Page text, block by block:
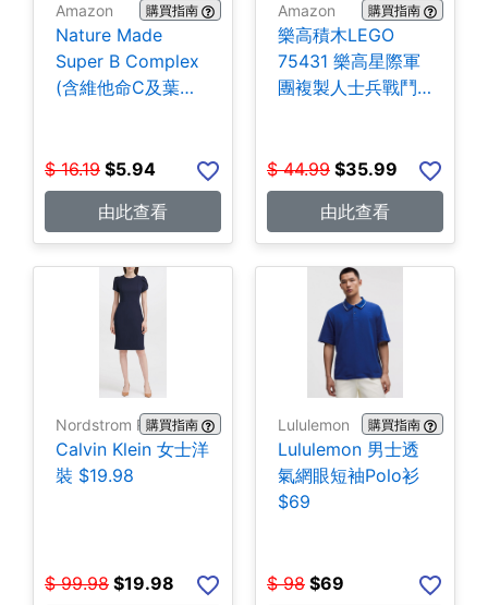
Amazon 購買指南
Nature Made
Super B Complex
(含維他命C及葉酸)
$ 16.19 $5.94
由此查看
Amazon 購買指南
樂高積木LEGO
75431 樂高星際軍
團複製人士兵戰鬥
$ 44.99 $35.99
由此查看
Nordstrom Rack購買指南
Calvin Klein 女士洋
裝 $19.98
$ 99.98 $19.98
Lululemon 購買指南
Lululemon 男士透
氣網眼短袖Polo衫
$69
$ 98 $69